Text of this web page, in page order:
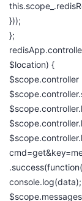
}));
};
$location) {
$scope.controller
console.log(data);